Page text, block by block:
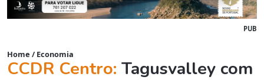
PUB
Home / Economia
CCDR Centro: Tagusvalley com